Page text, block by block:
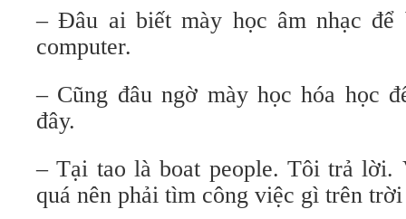
– Đâu ai biết mày học âm nhạc để
computer.
– Cũng đâu ngờ mày học hóa học
đây.
– Tại tao là boat people. Tôi trả lời.
quá nên phải tìm công việc gì trên